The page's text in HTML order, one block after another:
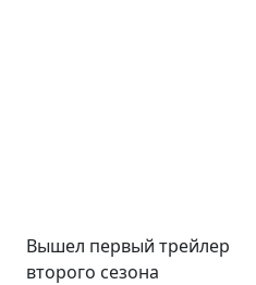
Вышел первый трейлер
второго сезона